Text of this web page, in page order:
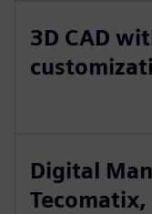
3D CAD
Digital